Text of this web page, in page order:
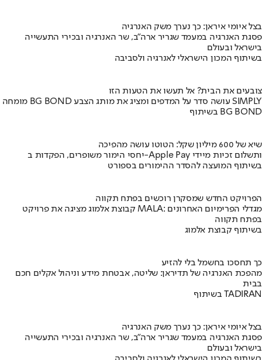
בצל איומי איראן: כך נערך משק האנרגיה
פסגת האנרגיה במעמד שגריר ארה"ב, שר האנרגיה ובכירי התעשייה
בישראל ובעולם
בשיתוף המכון הישראלי לאנרגיה ולסביבה
צובעים את הבית? אל תעשו את הטעות הזו
מומחה BG BOND עושה סדר על המדפים ומציג את מותג הצבע SIMPLY
בשיתוף BG BOND
שיא של 600 מיליון שקל: הטוטו עושה מהפיכה
יחסי הימור משופרים, הפקדות ב-Apple Pay ותשלום זכיות מיידי
בשיתוף המועצה להסדר ההימורים בספורט
הפרויקט החדש שמסקרן רוכשים בפתח תקווה
קבוצת אלמוג מציגה את פרויקט MALA: מגדלי הפרימיום האחרונים
בפתח תקווה
בשיתוף קבוצת אלמוג
כך תחסכו בחשמל בלי להזיע
מהפכת האנרגיה של תדיראן: שליטה, אבטחת מידע וניהול אקלים חכם
בבית
בשיתוף TADIRAN
בצל איומי איראן: כך נערך משק האנרגיה
פסגת האנרגיה במעמד שגריר ארה"ב, שר האנרגיה ובכירי התעשייה
בישראל ובעולם